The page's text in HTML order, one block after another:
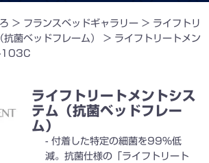
> フランスベッドギャラリー> ライフトリ
菌ベッドフレーム）
> ライフトリートメン
103C
ライフトリートメントシス
テム（抗菌ベッドフレー
ム）
付着した特定の細菌を99％低
減。抗菌仕様の「ライフトリート